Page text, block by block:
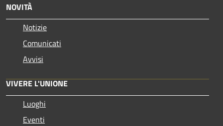
NOVITÀ
Notizie
Comunicati
Avvisi
VIVERE L'UNIONE
Luoghi
Eventi